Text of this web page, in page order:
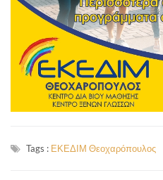
Tags : ΕΚΕΔΙΜ Θεοχαρόπουλος